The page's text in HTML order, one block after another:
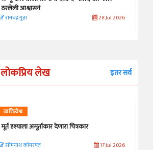
ठरलेली आश्वासनं
रामचंद्र गुहा 28 Jul 2026
लोकप्रिय लेख इतर सर्व
व्यक्तिवेध
मूर्त दृश्याला अमूर्ताकार देणारा चित्रकार
सोमनाथ कोमरपंत 17 Jul 2026